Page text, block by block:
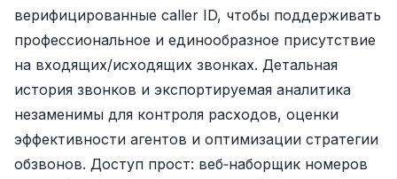
верифицированные caller ID, чтобы поддерживать
профессиональное и единообразное присутствие
на входящих/исходящих звонках. Детальная
история звонков и экспортируемая аналитика
незаменимы для контроля расходов, оценки
эффективности агентов и оптимизации стратегии
обзвонов. Доступ прост: веб‑наборщик номеров